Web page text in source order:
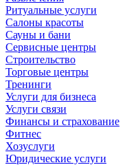
Ритуальные услуги
Салоны красоты
Сауны и бани
Сервисные центры
Строительство
Торговые центры
Тренинги
Услуги для бизнеса
Услуги связи
Финансы и страхование
Фитнес
Хозуслуги
Юридические услуги